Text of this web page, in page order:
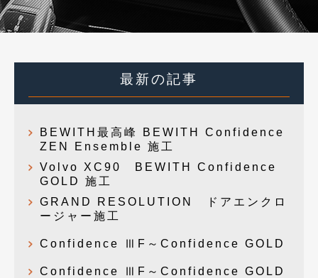
最新の記事
BEWITH最高峰 BEWITH Confidence
ZEN Ensemble 施工
Volvo XC90 BEWITH Confidence
GOLD 施工
GRAND RESOLUTION ドアエンクロ
ージャー施工
Confidence ⅢF～Confidence GOLD
Confidence ⅢF～Confidence GOLD